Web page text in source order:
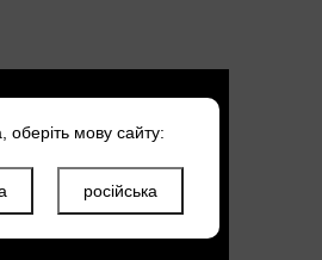
оберіть мову сайту:
російська